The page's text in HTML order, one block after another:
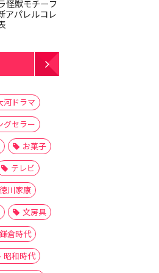
怪獣モチーフ
アパレルコレ
河ドラマ
グセラー
お菓子
テレビ
徳川家康
文房具
鎌倉時代
昭和時代